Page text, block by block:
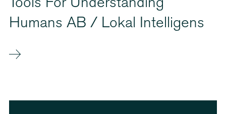
Tools For Understanding
Humans AB / Lokal Intelligens